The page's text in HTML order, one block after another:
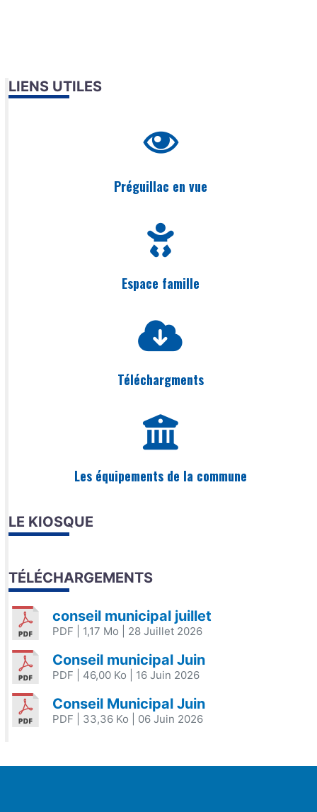
LIENS UTILES
Préguillac en vue
Espace famille
Téléchargments
Les équipements de la commune
LE KIOSQUE
TÉLÉCHARGEMENTS
conseil municipal juillet
PDF | 1,17 Mo | 28 Juillet 2026
Conseil municipal Juin
PDF | 46,00 Ko | 16 Juin 2026
Conseil Municipal Juin
PDF | 33,36 Ko | 06 Juin 2026